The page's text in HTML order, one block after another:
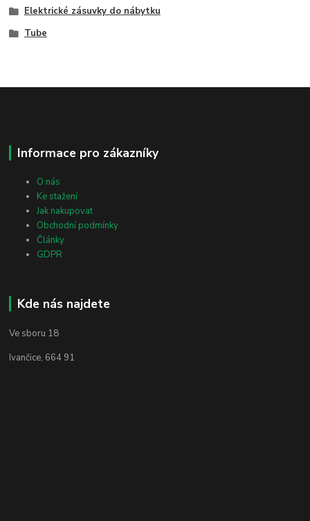
Elektrické zásuvky do nábytku
Tube
Informace pro zákazníky
O nás
Ke stažení
Jak nakupovat
Obchodní podmínky
Články
GDPR
Kde nás najdete
Ve sboru 18
Ivančice, 664 91